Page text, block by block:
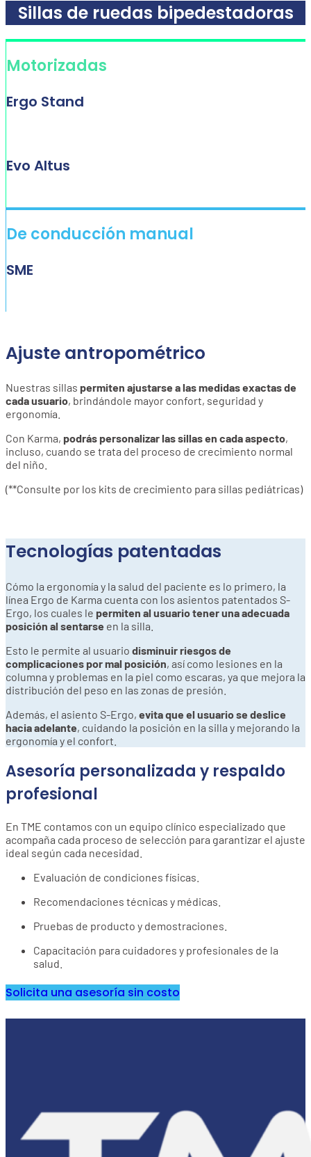
Sillas de ruedas bipedestadoras
Motorizadas
Ergo Stand
Evo Altus
De conducción manual
SME
Ajuste antropométrico
Nuestras sillas permiten ajustarse a las medidas exactas de
cada usuario, brindándole mayor confort, seguridad y
ergonomía.
Con Karma, podrás personalizar las sillas en cada aspecto,
incluso, cuando se trata del proceso de crecimiento normal
del niño.
(**Consulte por los kits de crecimiento para sillas pediátricas)
Tecnologías patentadas
Cómo la ergonomía y la salud del paciente es lo primero, la
línea Ergo de Karma cuenta con los asientos patentados S-
Ergo, los cuales le permiten al usuario tener una adecuada
posición al sentarse en la silla.
Esto le permite al usuario disminuir riesgos de
complicaciones por mal posición, así como lesiones en la
columna y problemas en la piel como escaras, ya que mejora la
distribución del peso en las zonas de presión.
Además, el asiento S-Ergo, evita que el usuario se deslice
hacia adelante, cuidando la posición en la silla y mejorando la
ergonomía y el confort.
Asesoría personalizada y respaldo
profesional
En TME contamos con un equipo clínico especializado que
acompaña cada proceso de selección para garantizar el ajuste
ideal según cada necesidad.
Evaluación de condiciones físicas.
Recomendaciones técnicas y médicas.
Pruebas de producto y demostraciones.
Capacitación para cuidadores y profesionales de la
salud.
Solicita una asesoría sin costo